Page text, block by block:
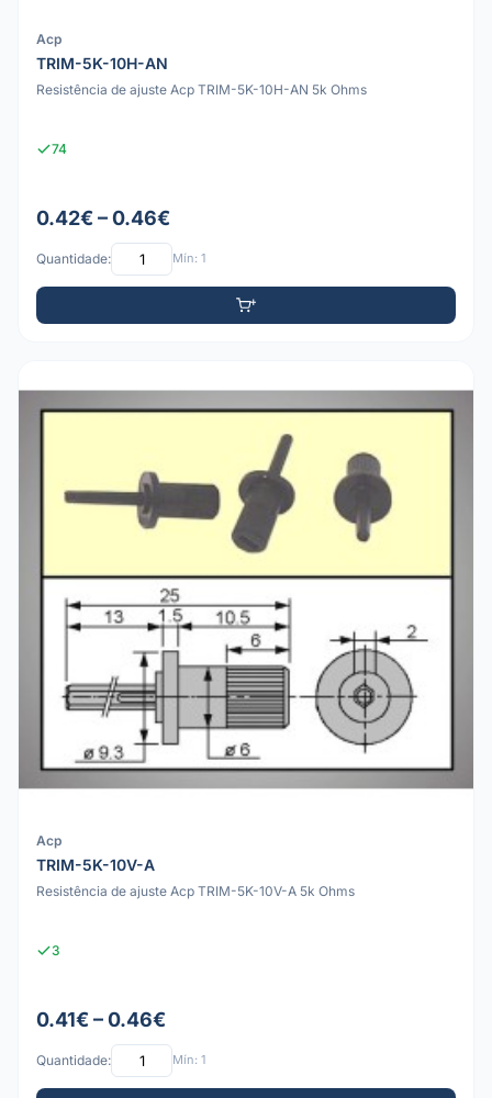
Acp
TRIM-5K-10H-AN
Resistência de ajuste Acp TRIM-5K-10H-AN 5k Ohms
74
0.42€ – 0.46€
Quantidade: Mín: 1
Acp
TRIM-5K-10V-A
Resistência de ajuste Acp TRIM-5K-10V-A 5k Ohms
3
0.41€ – 0.46€
Quantidade: Mín: 1